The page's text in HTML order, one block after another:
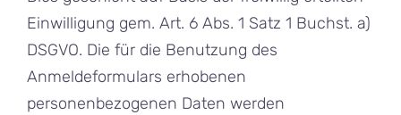
Einwilligung gem. Art. 6 Abs. 1 Satz 1 Buchst. a)
DSGVO. Die für die Benutzung des
Anmeldeformulars erhobenen
personenbezogenen Daten werden